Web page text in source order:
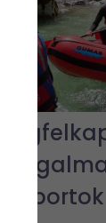
A
vízisportok